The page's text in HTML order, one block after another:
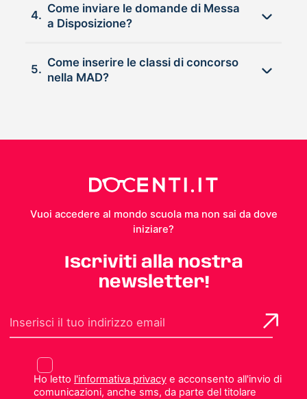
4.
Come inviare le domande di Messa
a Disposizione?
5.
Come inserire le classi di concorso
nella MAD?
Vuoi accedere al mondo scuola ma non sai da dove
iniziare?
Iscriviti alla nostra
newsletter!
Ho letto l'informativa privacye acconsento all'invio di
comunicazioni, anche sms, da parte del titolare